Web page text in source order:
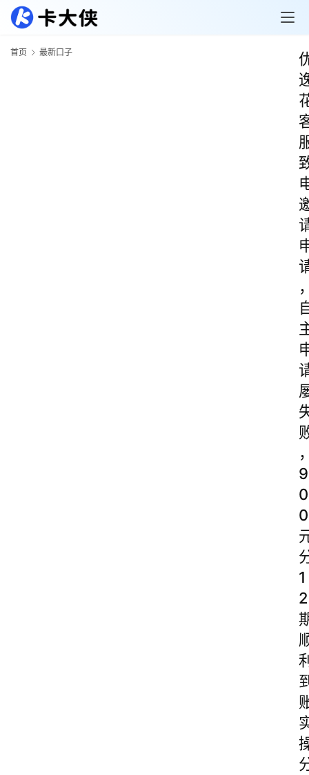
首页 最新口子
9
0
0
1
2